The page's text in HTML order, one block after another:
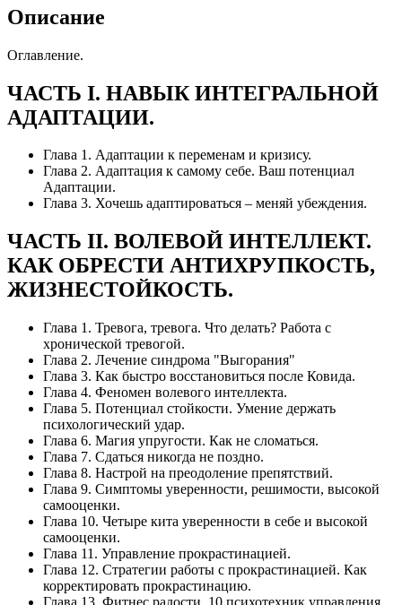
Описание
Оглавление.
ЧАСТЬ I. НАВЫК ИНТЕГРАЛЬНОЙ
АДАПТАЦИИ.
Глава 1. Адаптации к переменам и кризису.
Глава 2. Адаптация к самому себе. Ваш потенциал
Адаптации.
Глава 3. Хочешь адаптироваться – меняй убеждения.
ЧАСТЬ II. ВОЛЕВОЙ ИНТЕЛЛЕКТ.
КАК ОБРЕСТИ АНТИХРУПКОСТЬ,
ЖИЗНЕСТОЙКОСТЬ.
Глава 1. Тревога, тревога. Что делать? Работа с
хронической тревогой.
Глава 2. Лечение синдрома "Выгорания"
Глава 3. Как быстро восстановиться после Ковида.
Глава 4. Феномен волевого интеллекта.
Глава 5. Потенциал стойкости. Умение держать
психологический удар.
Глава 6. Магия упругости. Как не сломаться.
Глава 7. Сдаться никогда не поздно.
Глава 8. Настрой на преодоление препятствий.
Глава 9. Симптомы уверенности, решимости, высокой
самооценки.
Глава 10. Четыре кита уверенности в себе и высокой
самооценки.
Глава 11. Управление прокрастинацией.
Глава 12. Стратегии работы с прокрастинацией. Как
корректировать прокрастинацию.